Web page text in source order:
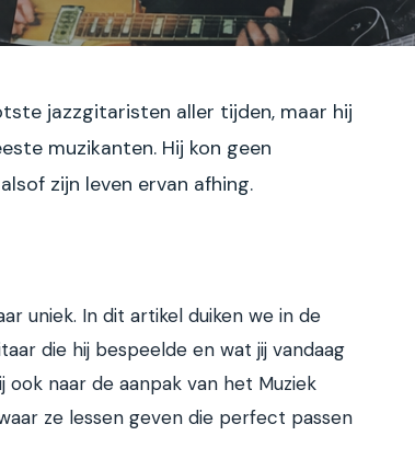
jazzgitaristen aller tijden, maar hij
muzikanten. Hij kon geen
zijn leven ervan afhing.
uniek. In dit artikel duiken we in de
die hij bespeelde en wat jij vandaag
naar de aanpak van het Muziek
ze lessen geven die perfect passen